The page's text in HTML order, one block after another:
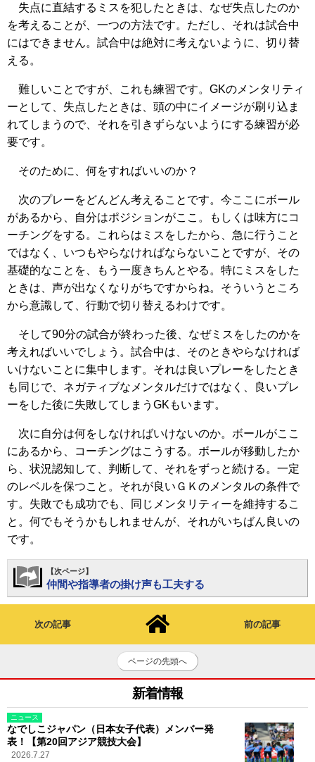
失点に直結するミスを犯したときは、なぜ失点したのか
を考えることが、一つの方法です。ただし、それは試合中
にはできません。試合中は絶対に考えないように、切り替
える。
難しいことですが、これも練習です。GKのメンタリティ
ーとして、失点したときは、頭の中にイメージが刷り込ま
れてしまうので、それを引きずらないようにする練習が必
要です。
そのために、何をすればいいのか？
次のプレーをどんどん考えることです。今ここにボール
があるから、自分はポジションがここ。もしくは味方にコ
ーチングをする。これらはミスをしたから、急に行うこと
ではなく、いつもやらなければならないことですが、その
基礎的なことを、もう一度きちんとやる。特にミスをした
ときは、声が出なくなりがちですからね。そういうところ
から意識して、行動で切り替えるわけです。
そして90分の試合が終わった後、なぜミスをしたのかを
考えればいいでしょう。試合中は、そのときやらなければ
いけないことに集中します。それは良いプレーをしたとき
も同じで、ネガティブなメンタルだけではなく、良いプレ
ーをした後に失敗してしまうGKもいます。
次に自分は何をしなければいけないのか。ボールがここ
にあるから、コーチングはこうする。ボールが移動したか
ら、状況認知して、判断して、それをずっと続ける。一定
のレベルを保つこと。それが良いＧＫのメンタルの条件で
す。失敗でも成功でも、同じメンタリティーを維持するこ
と。何でもそうかもしれませんが、それがいちばん良いの
です。
【次ページ】
仲間や指導者の掛け声も工夫する
次の記事 前の記事
ページの先頭へ
新着情報
ニュース
なでしこジャパン（日本女子代表）メンバー発
表！【第20回アジア競技大会】
2026.7.27